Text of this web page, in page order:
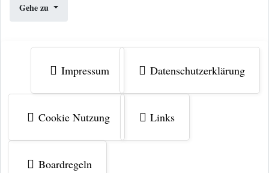
Gehe zu
Impressum Datenschutzerklärung
Cookie Nutzung Links
Boardregeln